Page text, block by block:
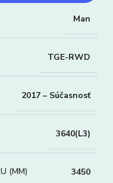
Man
TGE-RWD
2017 – Súčasnosť
3640(L3)
(MM) 3450